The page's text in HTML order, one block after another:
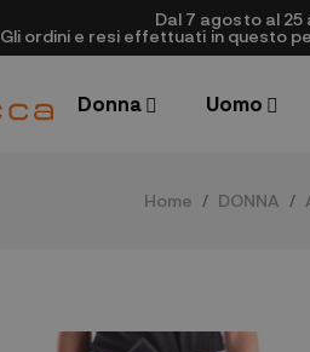
Dal 7 agosto al
Gli ordini e resi effettuati in questo
Donna Uomo
Home DONNA